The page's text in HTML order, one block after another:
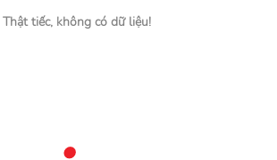
Thật tiếc, không có dữ liệu!